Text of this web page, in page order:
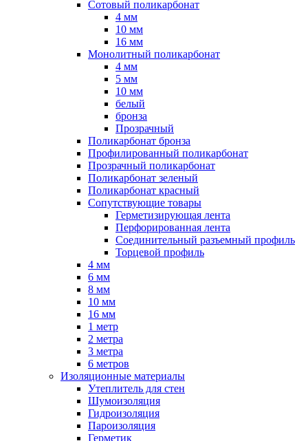
Сотовый поликарбонат
4 мм
10 мм
16 мм
Монолитный поликарбонат
4 мм
5 мм
10 мм
белый
бронза
Прозрачный
Поликарбонат бронза
Профилированный поликарбонат
Прозрачный поликарбонат
Поликарбонат зеленый
Поликарбонат красный
Сопутствующие товары
Герметизирующая лента
Перфорированная лента
Соединительный разъемный профиль
Торцевой профиль
4 мм
6 мм
8 мм
10 мм
16 мм
1 метр
2 метра
3 метра
6 метров
Изоляционные материалы
Утеплитель для стен
Шумоизоляция
Гидроизоляция
Пароизоляция
Герметик